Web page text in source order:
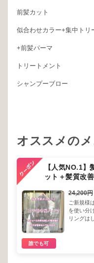
前髪カット
似合わせカラー+集中トリ
+前髪パーマ
トリートメント
シャンプーブロー
オススメの
【人気NO.1
ット＋髪質改
24,200円
ご新規様
を使い分
リングは
誰でも可